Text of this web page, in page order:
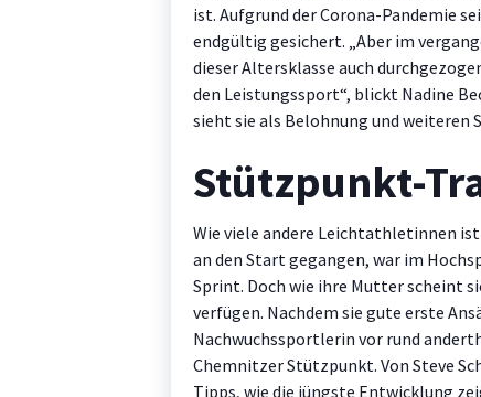
ist. Aufgrund der Corona-Pandemie
endgültig gesichert. „Aber im
dieser Altersklasse auch
den Leistungssport“, blickt Nadine
sieht sie als Belohnung und
Stützpunkt-
Wie viele andere Leichtathletinnen
an den Start gegangen, war im
Sprint. Doch wie ihre Mutter scheint
verfügen. Nachdem sie gute erste
Nachwuchssportlerin vor rund
Chemnitzer Stützpunkt. Von Steve
Tipps, wie die jüngste Entwicklung